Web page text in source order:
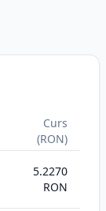
Curs
(RON)
5.2270
RON